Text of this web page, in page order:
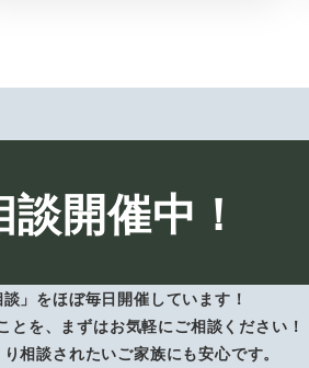
開催中！
」をほぼ毎日開催しています！
を、まずはお気軽にご相談ください！
相談されたいご家族にも安心です。